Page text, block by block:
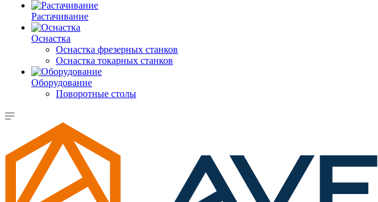
Растачивание
Оснастка
Оснастка фрезерных станков
Оснастка токарных станков
Оборудование
Поворотные столы